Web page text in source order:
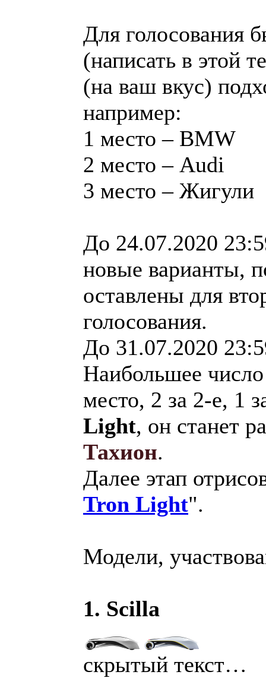
Для голосования
(написать в этой
(на ваш вкус)
например:
1 место – BMW
2 место – Audi
3 место – Жигули
До 24.07.2020
новые варианты,
оставлены для
голосования.
До 31.07.2020
Наибольшее число
место, 2 за 2-е, 1
Light, он станет
Тахион.
Далее этап
Tron Light".
Модели,
1. Scilla
скрытый текст…